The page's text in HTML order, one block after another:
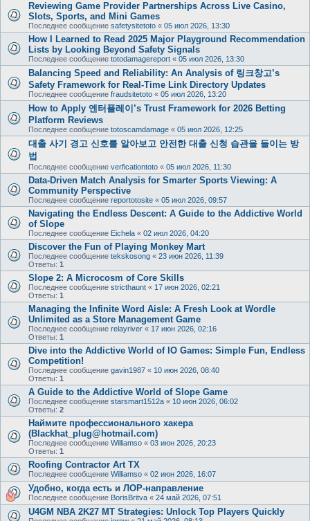
Reviewing Game Provider Partnerships Across Live Casino,
Slots, Sports, and Mini Games
Последнее сообщение safetysitetoto « 05 июл 2026, 13:30
How I Learned to Read 2025 Major Playground Recommendation
Lists by Looking Beyond Safety Signals
Последнее сообщение totodamagereport « 05 июл 2026, 13:30
Balancing Speed and Reliability: An Analysis of 링크창고’s
Safety Framework for Real-Time Link Directory Updates
Последнее сообщение fraudsitetoto « 05 июл 2026, 13:20
How to Apply 엔터플레이’s Trust Framework for 2026 Betting
Platform Reviews
Последнее сообщение totoscamdamage « 05 июл 2026, 12:25
대출 사기 경고 신호를 알아보고 안전한 대출 신청 습관을 들이는 방
법
Последнее сообщение verficationtoto « 05 июл 2026, 11:30
Data-Driven Match Analysis for Smarter Sports Viewing: A
Community Perspective
Последнее сообщение reportotosite « 05 июл 2026, 09:57
Navigating the Endless Descent: A Guide to the Addictive World
of Slope
Последнее сообщение Eichela « 02 июл 2026, 04:20
Discover the Fun of Playing Monkey Mart
Последнее сообщение tekskosong « 23 июн 2026, 11:39
Ответы: 1
Slope 2: A Microcosm of Core Skills
Последнее сообщение stricthaunt « 17 июн 2026, 02:21
Ответы: 1
Managing the Infinite Word Aisle: A Fresh Look at Wordle
Unlimited as a Store Management Game
Последнее сообщение relayriver « 17 июн 2026, 02:16
Ответы: 1
Dive into the Addictive World of IO Games: Simple Fun, Endless
Competition!
Последнее сообщение gavin1987 « 10 июн 2026, 08:40
Ответы: 1
A Guide to the Addictive World of Slope Game
Последнее сообщение starsmart1512a « 10 июн 2026, 06:02
Ответы: 2
Наймите профессионального хакера
(Blackhat_plug@hotmail.com)
Последнее сообщение Williamso « 03 июн 2026, 20:23
Ответы: 1
Roofing Contractor Art TX
Последнее сообщение Williamso « 02 июн 2026, 16:07
Удобно, когда есть и ЛОР-направление
Последнее сообщение BorisBritva « 24 май 2026, 07:51
U4GM NBA 2K27 MT Strategies: Unlock Top Players Quickly